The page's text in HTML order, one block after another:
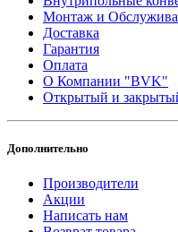
Монтаж и
Доставка
Гарантия
Оплата
О Компании "BVK"
Открытый и
Дополнительно
Производители
Акции
Написать нам